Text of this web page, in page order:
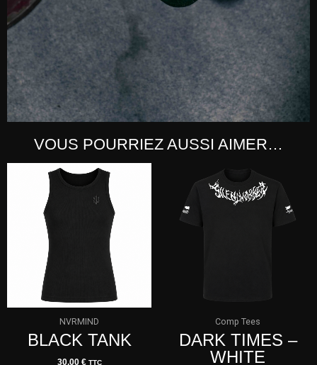
VOUS POURRIEZ AUSSI AIMER…
NVRMIND
BLACK TANK
30,00 € TTC
Comp Tees
DARK TIMES –
WHITE